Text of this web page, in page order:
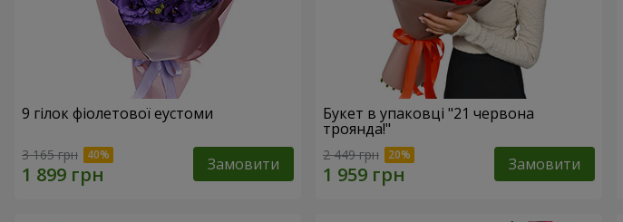
9 гілок фіолетової еустоми
3 165 грн Замовити
Букет в упаковці "21 червона
троянда!"
2 449 грн Замовити